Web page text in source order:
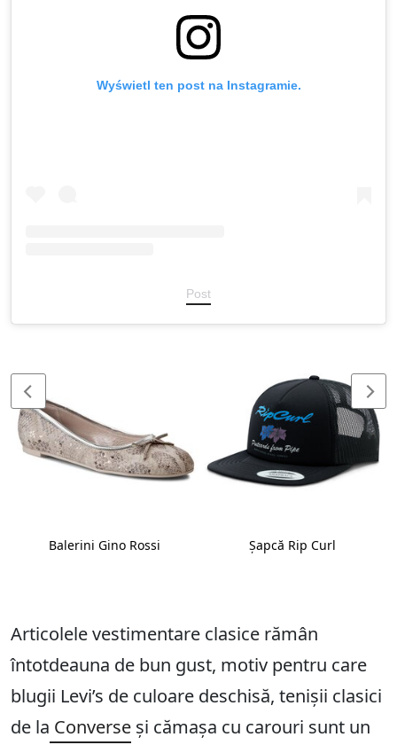
Wyświetl ten post na Instagramie.
Post
Balerini Gino Rossi Șapcă Rip Curl
Articolele vestimentare clasice rămân
întotdeauna de bun gust, motiv pentru care
blugii Levi’s de culoare deschisă, tenișii clasici
de la Converse și cămașa cu carouri sunt un